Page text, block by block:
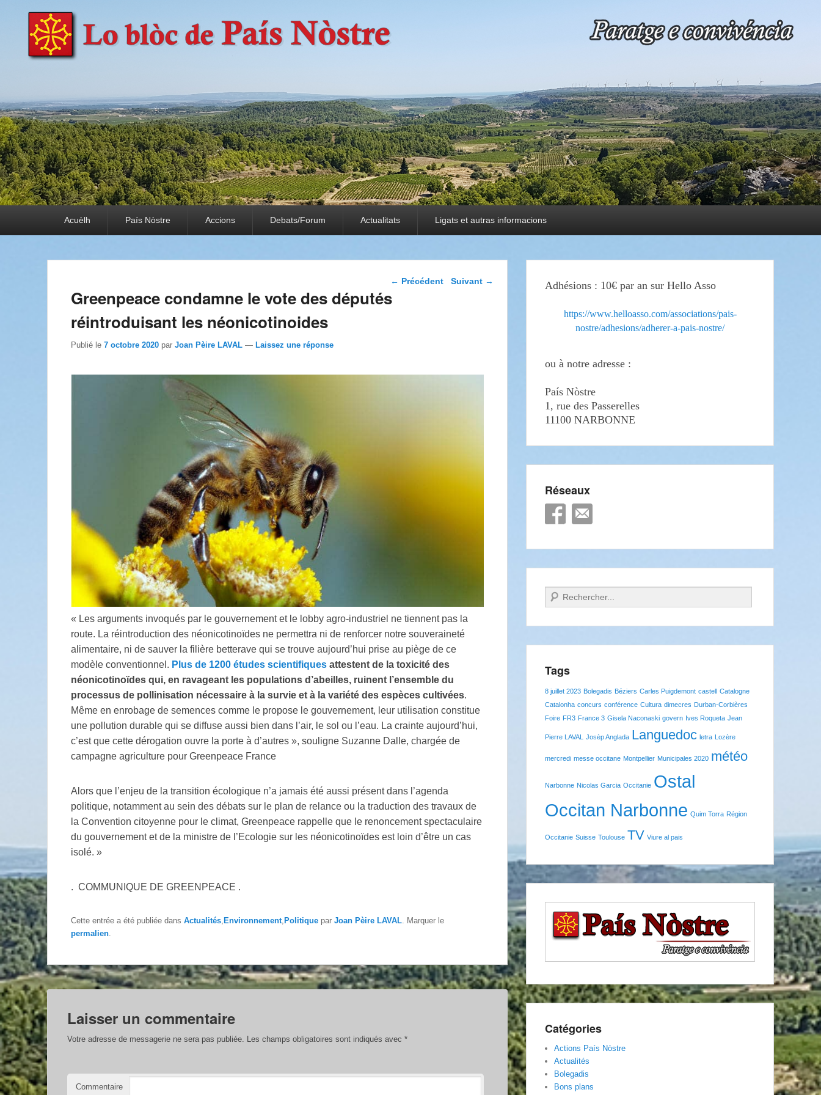
País Nòstre
Paratge e Convivència
Acuèlh País Nòstre Accions Debats/Forum Actualitats Ligats et autras informacions
Navigation dans les
← Précédent Suivant →
Greenpeace condamne le vote des députés
réintroduisant les néonicotinoides
Publié le 7 octobre 2020 par Joan Pèire LAVAL — Laissez une réponse
« Les arguments invoqués par le gouvernement et le lobby agro-industriel ne tiennent pas la
route. La réintroduction des néonicotinoïdes ne permettra ni de renforcer notre souveraineté
alimentaire, ni de sauver la filière betterave qui se trouve aujourd’hui prise au piège de ce
modèle conventionnel. Plus de 1200 études scientifiques attestent de la toxicité des
néonicotinoïdes qui, en ravageant les populations d’abeilles, ruinent l’ensemble du
processus de pollinisation nécessaire à la survie et à la variété des espèces cultivées.
Même en enrobage de semences comme le propose le gouvernement, leur utilisation constitue
une pollution durable qui se diffuse aussi bien dans l’air, le sol ou l’eau. La crainte aujourd’hui,
c’est que cette dérogation ouvre la porte à d’autres », souligne Suzanne Dalle, chargée de
campagne agriculture pour Greenpeace France
Alors que l’enjeu de la transition écologique n’a jamais été aussi présent dans l’agenda
politique, notamment au sein des débats sur le plan de relance ou la traduction des travaux de
la Convention citoyenne pour le climat, Greenpeace rappelle que le renoncement spectaculaire
du gouvernement et de la ministre de l’Ecologie sur les néonicotinoïdes est loin d’être un cas
isolé. »
. COMMUNIQUE DE GREENPEACE .
Cette entrée a été publiée dans Actualités, Environnement, Politique par Joan Pèire LAVAL. Marquer le
permalien.
Laisser un commentaire
Votre adresse de messagerie ne sera pas publiée. Les champs obligatoires sont indiqués avec *
Commentaire
Adhésions : 10€ par an sur Hello Asso
https://www.helloasso.com/associations/pais-
nostre/adhesions/adherer-a-pais-nostre/
ou à notre adresse :
País Nòstre
1, rue des Passerelles
11100 NARBONNE
Réseaux
Recherche
Tags
8 juillet 2023 Bolegadis Béziers Carles Puigdemont castell Catalogne
Catalonha concurs conférence Cultura dimecres Durban-Corbières
Foire FR3 France 3 Gisela Naconaski govern Ives Roqueta Jean
Pierre LAVAL Josèp Anglada Languedoc letra Lozère
mercredi messe occitane Montpellier Municipales 2020 météo
Narbonne Nicolas Garcia Occitanie Ostal
Occitan Narbonne Quim Torra Région
Occitanie Suisse Toulouse TV Viure al pais
Catégories
Actions País Nòstre
Actualités
Bolegadis
Bons plans